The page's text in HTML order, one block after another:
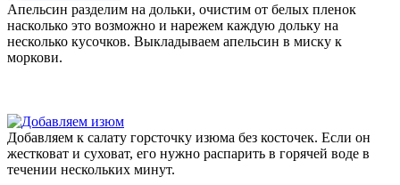
Апельсин разделим на дольки, очистим от белых пленок
насколько это возможно и нарежем каждую дольку на
несколько кусочков. Выкладываем апельсин в миску к
моркови.
Добавляем к салату горсточку изюма без косточек. Если он
жестковат и суховат, его нужно распарить в горячей воде в
течении нескольких минут.